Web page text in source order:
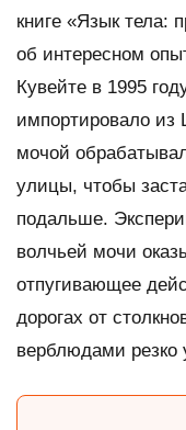
книге «Язык тела:
об интересном
Кувейте в 1995
импортировало
мочой
улицы, чтобы
подальше.
волчьей мочи
отпугивающее
дорогах от
верблюдами